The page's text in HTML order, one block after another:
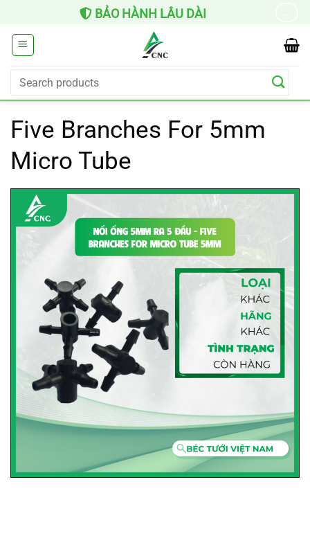
content
BẢO HÀNH LÂU DÀI
Search
Five Branches For 5mm
Micro Tube